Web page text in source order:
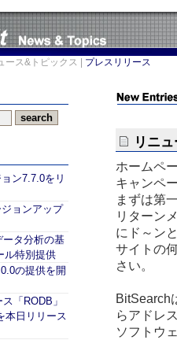
ース&トピックス プレスリリース
リニ
ホームペ
キャンペ
まずは第
リターン
にド～ン
サイトの
さい。
BitSearch
らアドレ
ソフトウ
ン7.7.0をリ
ョンアップ
ータ分析の基
ル特別提供
の提供を開
「RODB」
本日リリース